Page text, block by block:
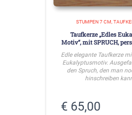
STUMPEN 7 CM
Taufkerze „Edles
Motiv“, mit SPRUCH,
Edle elegante Taufkerze
Eukalyptusmotiv.
den Spruch, den man
hinschreiben
€ 65,00